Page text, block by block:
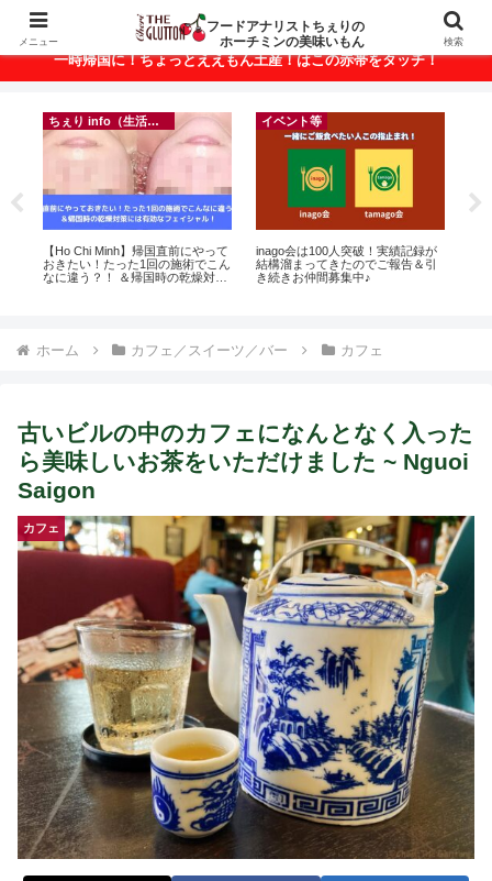
ベトナム・ホーチミンの美味いもんが満載！
一時帰国に！ちょっとええもん土産！はこの赤帯をタッチ！
ちぇり info（生活情報）
【Ho Chi Minh】帰国直前にやって
おきたい！たった1回の施術でこん
なに違う？！ ＆帰国時の乾燥対策
イベント等
inago会は100人突破！実績記録が
結構溜まってきたのでご報告＆引
き続きお仲間募集中♪
ホーム カフェ／スイーツ／バー カフェ
古いビルの中のカフェになんとなく入った
ら美味しいお茶をいただけました ~ Nguoi
Saigon
カフェ
メニュー
フードアナリストちぇりの
ホーチミンの美味いもん
検索